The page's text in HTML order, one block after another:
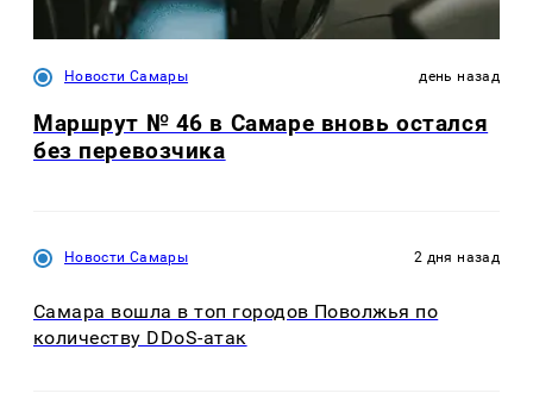
Новости Самары день назад
Маршрут № 46 в Самаре вновь остался
без перевозчика
Новости Самары 2 дня назад
Самара вошла в топ городов Поволжья по
количеству DDoS-атак